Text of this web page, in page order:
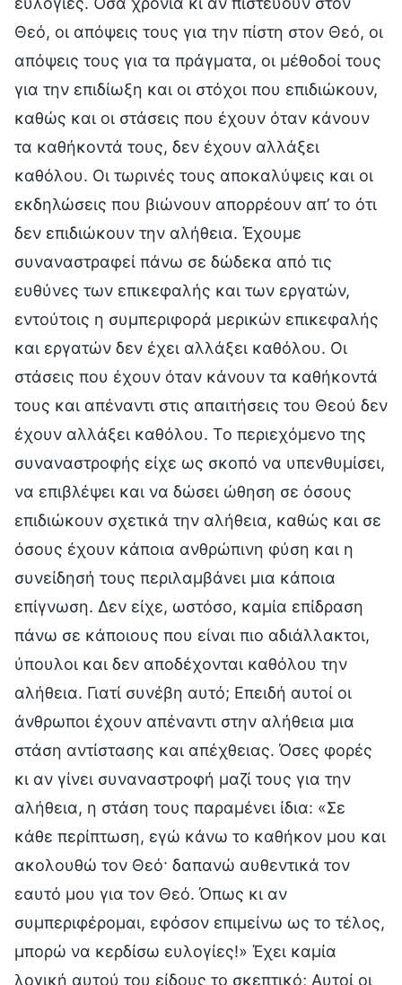
Θεό, οι απόψεις τους για την πίστη στον Θεό, οι
απόψεις τους για τα πράγματα, οι μέθοδοί τους
για την επιδίωξη και οι στόχοι που επιδιώκουν,
καθώς και οι στάσεις που έχουν όταν κάνουν
τα καθήκοντά τους, δεν έχουν αλλάξει
καθόλου. Οι τωρινές τους αποκαλύψεις και οι
εκδηλώσεις που βιώνουν απορρέουν απ’ το ότι
δεν επιδιώκουν την αλήθεια. Έχουμε
συναναστραφεί πάνω σε δώδεκα από τις
ευθύνες των επικεφαλής και των εργατών,
εντούτοις η συμπεριφορά μερικών επικεφαλής
και εργατών δεν έχει αλλάξει καθόλου. Οι
στάσεις που έχουν όταν κάνουν τα καθήκοντά
τους και απέναντι στις απαιτήσεις του Θεού δεν
έχουν αλλάξει καθόλου. Το περιεχόμενο της
συναναστροφής είχε ως σκοπό να υπενθυμίσει,
να επιβλέψει και να δώσει ώθηση σε όσους
επιδιώκουν σχετικά την αλήθεια, καθώς και σε
όσους έχουν κάποια ανθρώπινη φύση και η
συνείδησή τους περιλαμβάνει μια κάποια
επίγνωση. Δεν είχε, ωστόσο, καμία επίδραση
πάνω σε κάποιους που είναι πιο αδιάλλακτοι,
ύπουλοι και δεν αποδέχονται καθόλου την
αλήθεια. Γιατί συνέβη αυτό; Επειδή αυτοί οι
άνθρωποι έχουν απέναντι στην αλήθεια μια
στάση αντίστασης και απέχθειας. Όσες φορές
κι αν γίνει συναναστροφή μαζί τους για την
αλήθεια, η στάση τους παραμένει ίδια: «Σε
κάθε περίπτωση, εγώ κάνω το καθήκον μου και
ακολουθώ τον Θεό· δαπανώ αυθεντικά τον
εαυτό μου για τον Θεό. Όπως κι αν
συμπεριφέρομαι, εφόσον επιμείνω ως το τέλος,
μπορώ να κερδίσω ευλογίες!» Έχει καμία
λογική αυτού του είδους το σκεπτικό; Αυτοί οι